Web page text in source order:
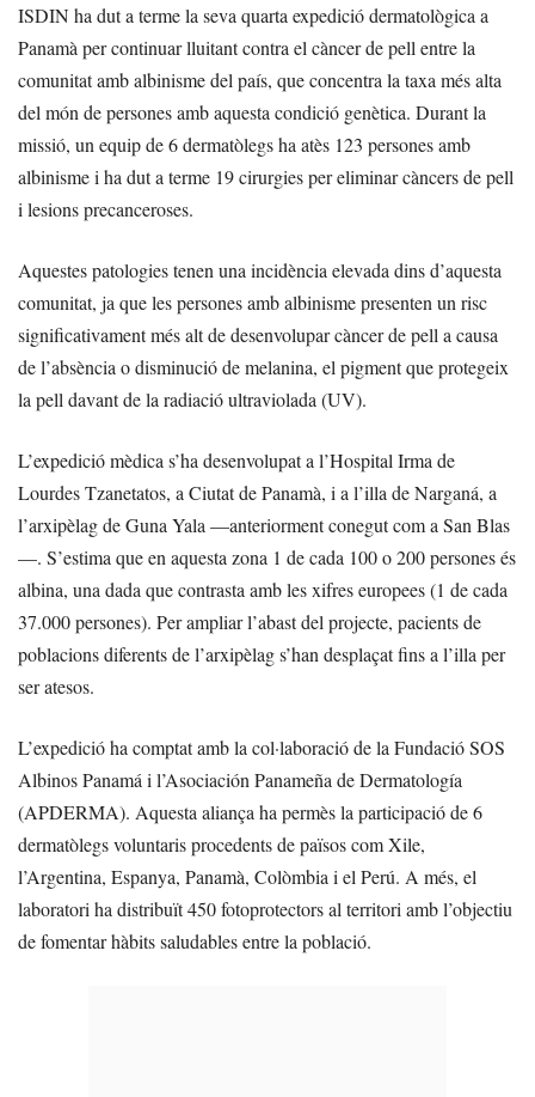
ISDIN ha dut a terme la seva quarta expedició dermatològica a
Panamà per continuar lluitant contra el càncer de pell entre la
comunitat amb albinisme del país, que concentra la taxa més alta
del món de persones amb aquesta condició genètica. Durant la
missió, un equip de 6 dermatòlegs ha atès 123 persones amb
albinisme i ha dut a terme 19 cirurgies per eliminar càncers de pell
i lesions precanceroses.
Aquestes patologies tenen una incidència elevada dins d’aquesta
comunitat, ja que les persones amb albinisme presenten un risc
significativament més alt de desenvolupar càncer de pell a causa
de l’absència o disminució de melanina, el pigment que protegeix
la pell davant de la radiació ultraviolada (UV).
L’expedició mèdica s’ha desenvolupat a l’Hospital Irma de
Lourdes Tzanetatos, a Ciutat de Panamà, i a l’illa de Narganá, a
l’arxipèlag de Guna Yala —anteriorment conegut com a San Blas
—. S’estima que en aquesta zona 1 de cada 100 o 200 persones és
albina, una dada que contrasta amb les xifres europees (1 de cada
37.000 persones). Per ampliar l’abast del projecte, pacients de
poblacions diferents de l’arxipèlag s’han desplaçat fins a l’illa per
ser atesos.
L’expedició ha comptat amb la col·laboració de la Fundació SOS
Albinos Panamá i l’Asociación Panameña de Dermatología
(APDERMA). Aquesta aliança ha permès la participació de 6
dermatòlegs voluntaris procedents de països com Xile,
l’Argentina, Espanya, Panamà, Colòmbia i el Perú. A més, el
laboratori ha distribuït 450 fotoprotectors al territori amb l’objectiu
de fomentar hàbits saludables entre la població.